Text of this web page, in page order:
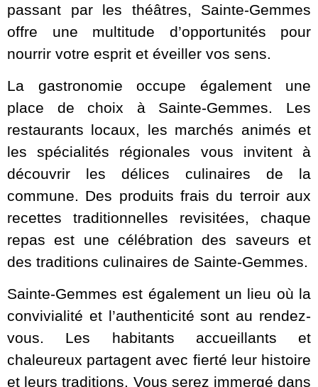
passant par les théâtres, Sainte-Gemmes
offre une multitude d’opportunités pour
nourrir votre esprit et éveiller vos sens.
La gastronomie occupe également une
place de choix à Sainte-Gemmes. Les
restaurants locaux, les marchés animés et
les spécialités régionales vous invitent à
découvrir les délices culinaires de la
commune. Des produits frais du terroir aux
recettes traditionnelles revisitées, chaque
repas est une célébration des saveurs et
des traditions culinaires de Sainte-Gemmes.
Sainte-Gemmes est également un lieu où la
convivialité et l’authenticité sont au rendez-
vous. Les habitants accueillants et
chaleureux partagent avec fierté leur histoire
et leurs traditions. Vous serez immergé dans